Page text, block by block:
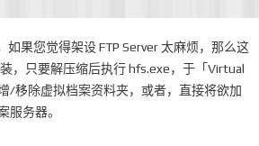
果您觉得架设 FTP Server 太麻烦，那么这
，只要解压缩后执行 hfs.exe，于「Virtual
/移除虚拟档案资料夹，或者，直接将欲加
服务器。